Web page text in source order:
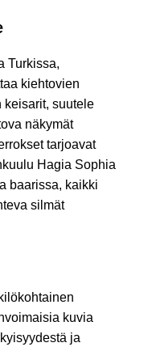
Turkissa,
kiehtovien
keisarit, suutele
näkymät
tarjoavat
Hagia Sophia
baarissa, kaikki
silmät
kuvia
ja